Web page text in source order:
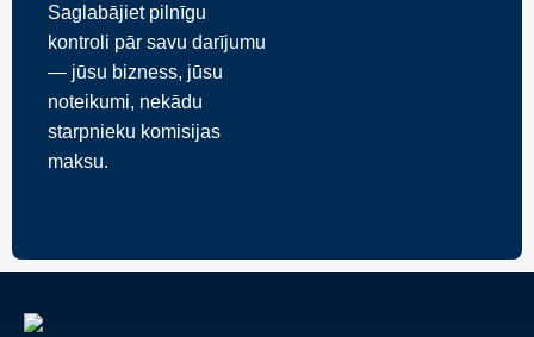
Saglabājiet pilnīgu
kontroli pār savu darījumu
— jūsu bizness, jūsu
noteikumi, nekādu
starpnieku komisijas
maksu.